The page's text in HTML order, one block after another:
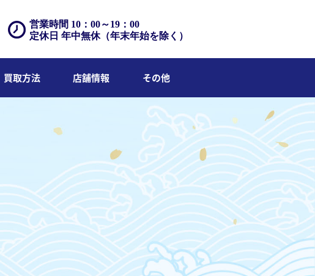
営業時間 10：00～19：00
定休日 年中無休（年末年始を除く）
買取方法 店舗情報 その他